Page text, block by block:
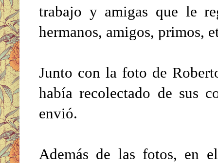
trabajo y amigas que le
hermanos, amigos, primos,
Junto con la foto de
había recolectado de sus
envió.
Además de las fotos, en